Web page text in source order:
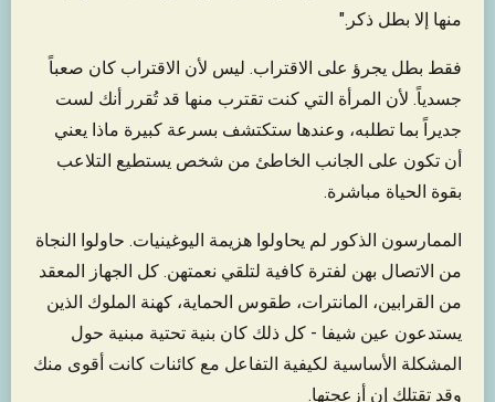
منها إلا بطل ذكر."
فقط بطل يجرؤ على الاقتراب. ليس لأن الاقتراب كان صعباً
جسدياً. لأن المرأة التي كنت تقترب منها قد تُقرر أنك لست
جديراً بما تطلبه، وعندها ستكتشف بسرعة كبيرة ماذا يعني
أن تكون على الجانب الخاطئ من شخص يستطيع التلاعب
بقوة الحياة مباشرة.
الممارسون الذكور لم يحاولوا هزيمة اليوغينيات. حاولوا النجاة
من الاتصال بهن لفترة كافية لتلقي نعمتهن. كل الجهاز المعقد
من القرابين، المانترات، طقوس الحماية، كهنة الملوك الذين
يستدعون عين شيفا - كل ذلك كان بنية تحتية مبنية حول
المشكلة الأساسية لكيفية التفاعل مع كائنات كانت أقوى منك
وقد تقتلك إن أزعجتها.